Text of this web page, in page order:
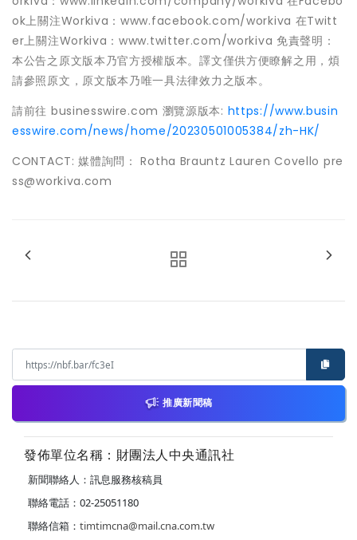
ok上關注Workiva：www.facebook.com/workiva 在Twitt
er上關注Workiva：www.twitter.com/workiva 免責聲明：
本公告之原文版本乃官方授權版本。譯文僅供方便瞭解之用，煩
請參照原文，原文版本乃唯一具法律效力之版本。
請前往 businesswire.com 瀏覽源版本: https://www.busin
esswire.com/news/home/20230501005384/zh-HK/
CONTACT: 媒體詢問： Rotha Brauntz Lauren Covello pre
ss@workiva.com
推廣新聞稿
發佈單位名稱：財團法人中央通訊社
新聞聯絡人：訊息服務核稿員
聯絡電話：02-25051180
聯絡信箱： timtimcna@mail.cna.com.tw